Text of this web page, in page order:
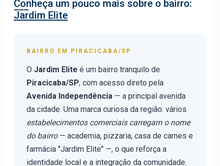
Conheça um pouco mais sobre o bairro:
Jardim Elite
BAIRRO EM PIRACICABA/SP
O Jardim Elite é um bairro tranquilo de
Piracicaba/SP, com acesso direto pela
Avenida Independência — a principal avenida
da cidade. Uma marca curiosa da região: vários
estabelecimentos comerciais carregam o nome
do bairro— academia, pizzaria, casa de carnes e
farmácia "Jardim Elite" —, o que reforça a
identidade local e a integração da comunidade.